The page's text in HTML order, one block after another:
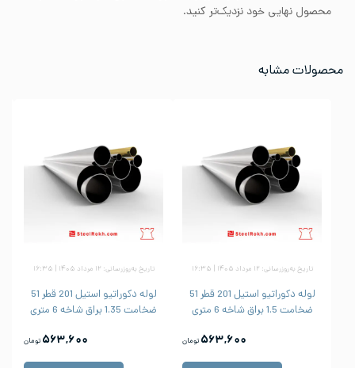
محصول نهایی خود نزدیک‌تر کنید.
محصولات مشابه
تاریخ به‌روزرسانی: ۱۲ مرداد ۱۴۰۵ | ۱۶:۳۵
لوله دکوراتیو استیل 201 قطر 51
ضخامت 1.5 براق شاخه 6 متری
۵۶۳,۶۰۰ تومان
تاریخ به‌روزرسانی: ۱۲ مرداد ۱۴۰۵ | ۱۶:۳۵
لوله دکوراتیو استیل 201 قطر 51
ضخامت 1.35 براق شاخه 6 متری
۵۶۳,۶۰۰ تومان